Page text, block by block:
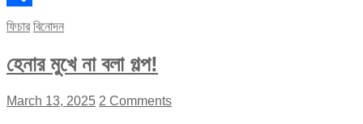
Share
ফিচার বিনোদন
হেনার মুখে না বলা গল্প!
March 13, 2025 2 Comments